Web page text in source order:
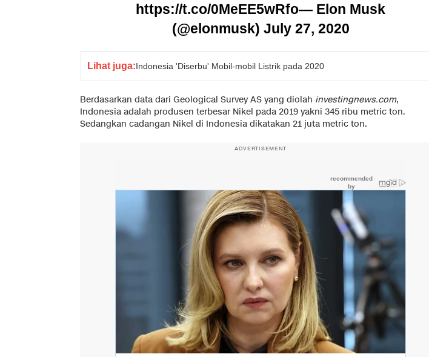
https://t.co/0MeEE5wRfo— Elon Musk
(@elonmusk) July 27, 2020
Lihat juga:Indonesia 'Diserbu' Mobil-mobil Listrik pada 2020
Berdasarkan data dari Geological Survey AS yang diolah investingnews.com,
Indonesia adalah produsen terbesar Nikel pada 2019 yakni 345 ribu metric ton.
Sedangkan cadangan Nikel di Indonesia dikatakan 21 juta metric ton.
ADVERTISEMENT